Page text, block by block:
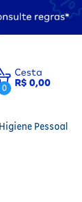
0
Cesta
R$ 0,00
Higiene Pessoal